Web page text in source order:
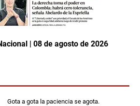
| 08 de agosto de 2026
Gota a gota la paciencia se agota.